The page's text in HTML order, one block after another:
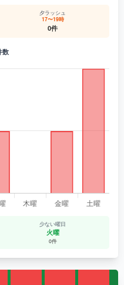
夕ラッシュ
17〜19時
0件
数
少ない曜日
火曜
0件